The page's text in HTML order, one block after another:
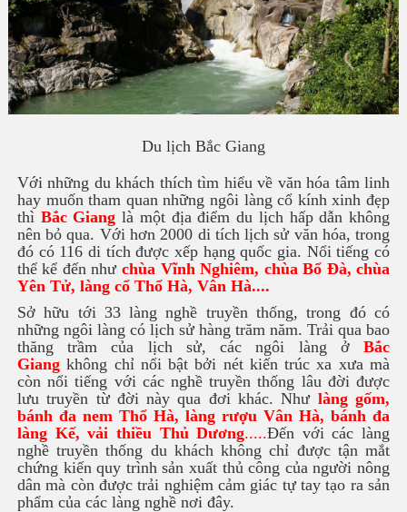
Du lịch Bắc Giang
Với những du khách thích tìm hiểu về văn hóa tâm linh
hay muốn tham quan những ngôi làng cổ kính xinh đẹp
thì Bắc Giang là một địa điểm du lịch hấp dẫn không
nên bỏ qua. Với hơn 2000 di tích lịch sử văn hóa, trong
đó có 116 di tích được xếp hạng quốc gia. Nổi tiếng có
thể kể đến như chùa Vĩnh Nghiêm, chùa Bổ Đà, chùa
Yên Tử, làng cổ Thổ Hà, Vân Hà....
Sở hữu tới 33 làng nghề truyền thống, trong đó có
những ngôi làng có lịch sử hàng trăm năm. Trải qua bao
thăng trầm của lịch sử, các ngôi làng ởBắc
Giang không chỉ nổi bật bởi nét kiến trúc xa xưa mà
còn nổi tiếng với các nghề truyền thống lâu đời được
lưu truyền từ đời này qua đơi khác. Như làng gốm,
bánh đa nem Thổ Hà, làng rượu Vân Hà, bánh đa
làng Kế, vải thiều Thủ Dương.....Đến với các làng
nghề truyền thống du khách không chỉ được tận mắt
chứng kiến quy trình sản xuất thủ công của người nông
dân mà còn được trải nghiệm cảm giác tự tay tạo ra sản
phẩm của các làng nghề nơi đây.